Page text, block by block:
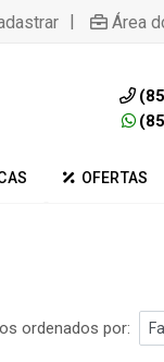
| Área
OFERTAS
ordenados por: